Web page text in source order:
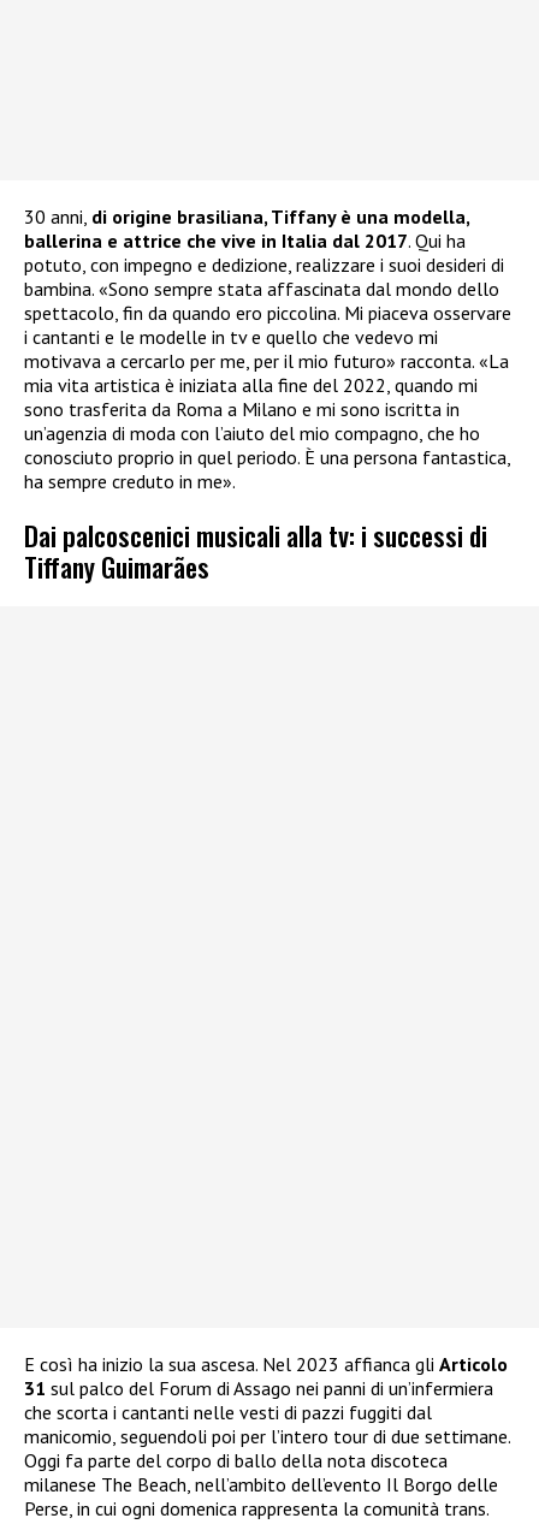
30 anni, di origine brasiliana, Tiffany è una modella,
ballerina e attrice che vive in Italia dal 2017. Qui ha
potuto, con impegno e dedizione, realizzare i suoi desideri di
bambina. «Sono sempre stata affascinata dal mondo dello
spettacolo, fin da quando ero piccolina. Mi piaceva osservare
i cantanti e le modelle in tv e quello che vedevo mi
motivava a cercarlo per me, per il mio futuro» racconta. «La
mia vita artistica è iniziata alla fine del 2022, quando mi
sono trasferita da Roma a Milano e mi sono iscritta in
un’agenzia di moda con l’aiuto del mio compagno, che ho
conosciuto proprio in quel periodo. È una persona fantastica,
ha sempre creduto in me».
Dai palcoscenici musicali alla tv: i successi di
Tiffany Guimarães
E così ha inizio la sua ascesa. Nel 2023 affianca gli Articolo
31 sul palco del Forum di Assago nei panni di un’infermiera
che scorta i cantanti nelle vesti di pazzi fuggiti dal
manicomio, seguendoli poi per l’intero tour di due settimane.
Oggi fa parte del corpo di ballo della nota discoteca
milanese The Beach, nell’ambito dell’evento Il Borgo delle
Perse, in cui ogni domenica rappresenta la comunità trans.